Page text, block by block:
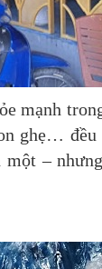
mạnh
ghẹ…
–